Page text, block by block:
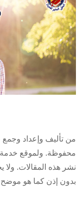
من تأليف وإعداد وجمع
محفوظة. ولموقع خدمة
نشر هذه المقالات.
بدون إذن كما هو